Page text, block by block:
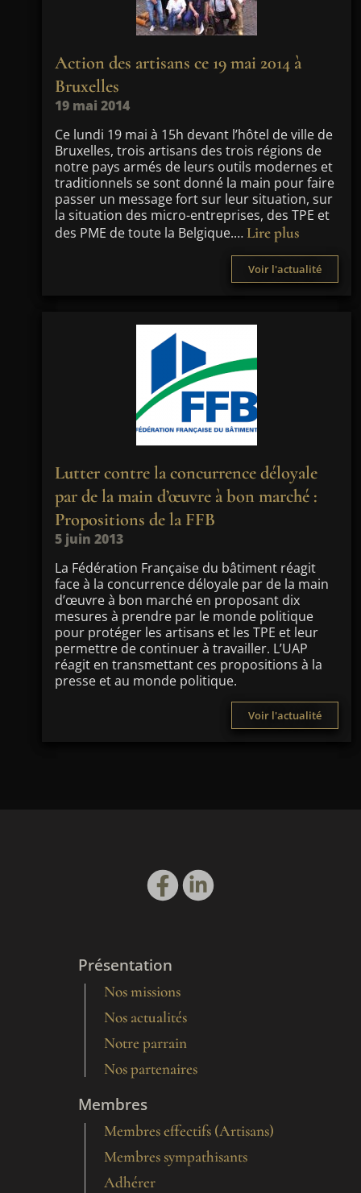
Action des artisans ce 19 mai 2014 à
Bruxelles
19 mai 2014
Ce lundi 19 mai à 15h devant l’hôtel de ville de
Bruxelles, trois artisans des trois régions de
notre pays armés de leurs outils modernes et
traditionnels se sont donné la main pour faire
passer un message fort sur leur situation, sur
la situation des micro-entreprises, des TPE et
des PME de toute la Belgique.… Lire plus
Voir l'actualité
Lutter contre la concurrence déloyale
par de la main d’œuvre à bon marché :
Propositions de la FFB
5 juin 2013
La Fédération Française du bâtiment réagit
face à la concurrence déloyale par de la main
d’œuvre à bon marché en proposant dix
mesures à prendre par le monde politique
pour protéger les artisans et les TPE et leur
permettre de continuer à travailler. L’UAP
réagit en transmettant ces propositions à la
presse et au monde politique.
Voir l'actualité
Présentation
Nos missions
Nos actualités
Notre parrain
Nos partenaires
Membres
Membres effectifs (Artisans)
Membres sympathisants
Adhérer